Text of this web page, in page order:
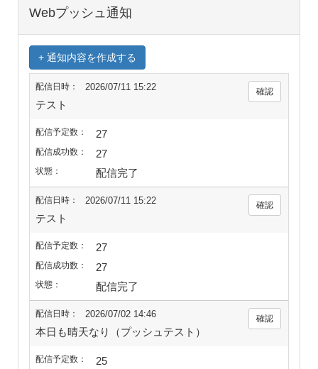
Webプッシュ通知
2026/07/11 15:22
テスト
27
27
配信完了
2026/07/11 15:22
テスト
27
27
配信完了
2026/07/02 14:46
本日も晴天なり（プッシュテスト）
25